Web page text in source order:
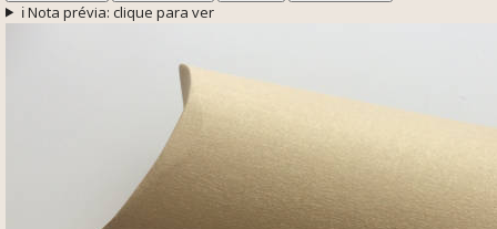
ℹ️ Nota prévia: clique para ver